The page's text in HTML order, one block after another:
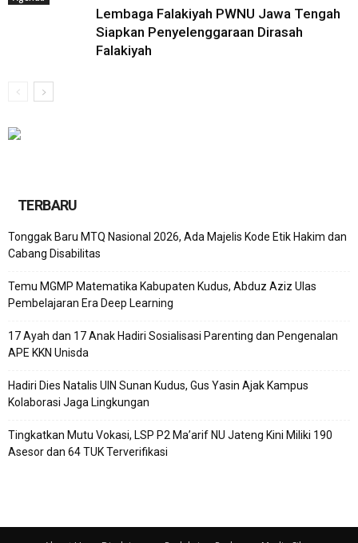
Lembaga Falakiyah PWNU Jawa Tengah
Siapkan Penyelenggaraan Dirasah
Falakiyah
TERBARU
Tonggak Baru MTQ Nasional 2026, Ada Majelis Kode Etik Hakim dan
Cabang Disabilitas
Temu MGMP Matematika Kabupaten Kudus, Abduz Aziz Ulas
Pembelajaran Era Deep Learning
17 Ayah dan 17 Anak Hadiri Sosialisasi Parenting dan Pengenalan
APE KKN Unisda
Hadiri Dies Natalis UIN Sunan Kudus, Gus Yasin Ajak Kampus
Kolaborasi Jaga Lingkungan
Tingkatkan Mutu Vokasi, LSP P2 Ma’arif NU Jateng Kini Miliki 190
Asesor dan 64 TUK Terverifikasi